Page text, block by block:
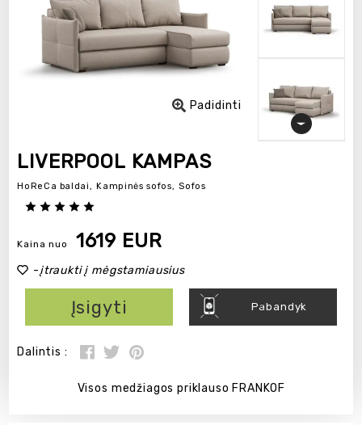
Padidinti
LIVERPOOL KAMPAS
HoReCa baldai, Kampinės sofos, Sofos
Kaina nuo 1619 EUR
-įtraukti į mėgstamiausius
Įsigyti Pabandyk
Dalintis :
Visos medžiagos priklauso FRANKOF